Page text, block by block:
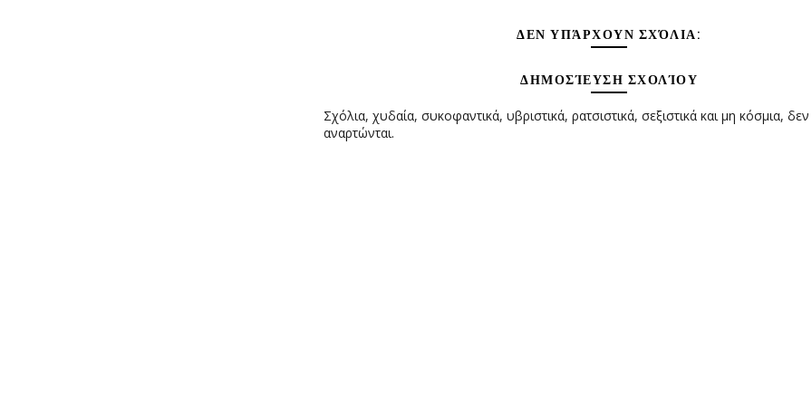
ΔΕΝ ΥΠΆΡΧΟΥΝ ΣΧΌΛΙΑ:
ΔΗΜΟΣΊΕΥΣΗ ΣΧΟΛΊΟΥ
Σχόλια, χυδαία, συκοφαντικά, υβριστικά, ρατσιστικά, σεξιστικά και μη κόσμια,
αναρτώνται.